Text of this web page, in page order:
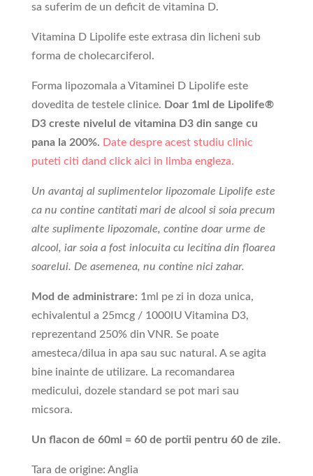
sa suferim de un deficit de vitamina D.
Vitamina D Lipolife este extrasa din licheni sub
forma de cholecarciferol.
Forma lipozomala a Vitaminei D Lipolife este
dovedita de testele clinice. Doar 1ml de Lipolife®
D3 creste nivelul de vitamina D3 din sange cu
pana la 200%. Date despre acest studiu clinic
puteti citi dand click aici in limba engleza.
Un avantaj al suplimentelor lipozomale Lipolife este
ca nu contine cantitati mari de alcool si soia precum
alte suplimente lipozomale, contine doar urme de
alcool, iar soia a fost inlocuita cu lecitina din floarea
soarelui. De asemenea, nu contine nici zahar.
Mod de administrare: 1ml pe zi in doza unica,
echivalentul a 25mcg / 1000IU Vitamina D3,
reprezentand 250% din VNR. Se poate
amesteca/dilua in apa sau suc natural. A se agita
bine inainte de utilizare. La recomandarea
medicului, dozele standard se pot mari sau
micsora.
Un flacon de 60ml = 60 de portii pentru 60 de zile.
Tara de origine: Anglia